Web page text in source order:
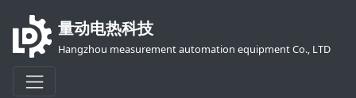
量动电热科技
Hangzhou measurement automation equipment Co., LTD